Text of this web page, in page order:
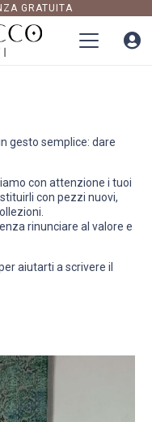
GRATUITA
gesto semplice: dare
con attenzione i tuoi
con pezzi nuovi,
rinunciare al valore e
aiutarti a scrivere il